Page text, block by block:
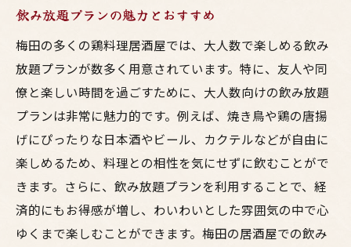
新鮮な鶏料理を提供する店
居酒屋選びのコツ
大人数でワイワイ楽しむ梅田の鶏料理居酒屋ガ
イド
大人数で盛り上がるためのポイント
おすすめの鶏料理メニュー
飲み放題プランでお得に楽しむ
居心地の良い居酒屋の条件
新鮮な鶏肉を使った絶品メニュー
飲み放題プランの魅力とおすすめ
梅田の多くの鶏料理居酒屋では、大人数で楽しめる飲み
放題プランが数多く用意されています。特に、友人や同
僚と楽しい時間を過ごすために、大人数向けの飲み放題
プランは非常に魅力的です。例えば、焼き鳥や鶏の唐揚
げにぴったりな日本酒やビール、カクテルなどが自由に
楽しめるため、料理との相性を気にせずに飲むことがで
きます。さらに、飲み放題プランを利用することで、経
済的にもお得感が増し、わいわいとした雰囲気の中で心
ゆくまで楽しむことができます。梅田の居酒屋での飲み